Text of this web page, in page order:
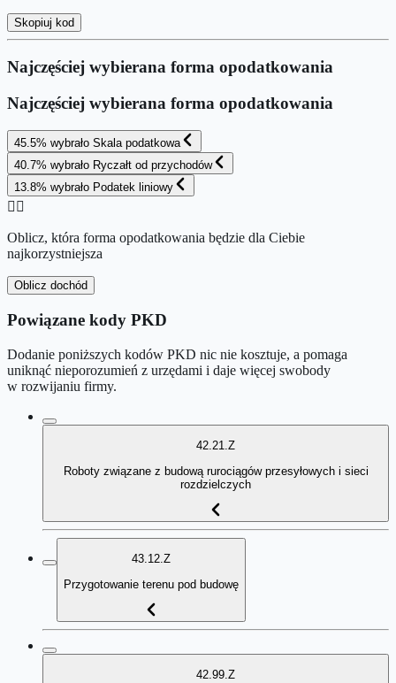
Skopiuj kod
Najczęściej wybierana forma opodatkowania
Najczęściej wybierana forma opodatkowania
45.5% wybrało Skala podatkowa
40.7% wybrało Ryczałt od przychodów
13.8% wybrało Podatek liniowy
👉🏻
Oblicz, która forma opodatkowania będzie dla Ciebie
najkorzystniejsza
Oblicz dochód
Powiązane kody PKD
Dodanie poniższych kodów PKD nic nie kosztuje, a pomaga
uniknąć nieporozumień z urzędami i daje więcej swobody
w rozwijaniu firmy.
42.21.Z
Roboty związane z budową rurociągów przesyłowych i sieci
rozdzielczych
43.12.Z
Przygotowanie terenu pod budowę
42.99.Z